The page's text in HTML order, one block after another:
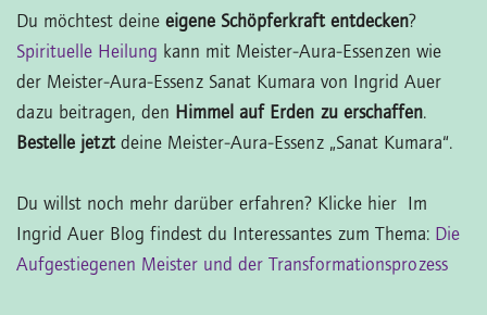
Du möchtest deine eigene Schöpferkraft entdecken?
Spirituelle Heilung kann mit Meister-Aura-Essenzen wie
der Meister-Aura-Essenz Sanat Kumara von Ingrid Auer
dazu beitragen, den Himmel auf Erden zu erschaffen.
Bestelle jetztdeine Meister-Aura-Essenz „Sanat Kumara“.
Du willst noch mehr darüber erfahren? Klicke hier Im
Ingrid Auer Blog findest du Interessantes zum Thema: Die
Aufgestiegenen Meister und der Transformationsprozess